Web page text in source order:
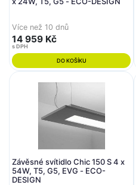
Více než 10 dnů
14 959 Kč
s DPH
DO KOŠÍKU
Závěsné svítidlo Chic 150 S 4 x
54W, T5, G5, EVG - ECO-
DESIGN